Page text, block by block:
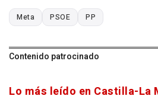
Meta PSOE PP
Contenido patrocinado
Lo más leído en Castilla-La